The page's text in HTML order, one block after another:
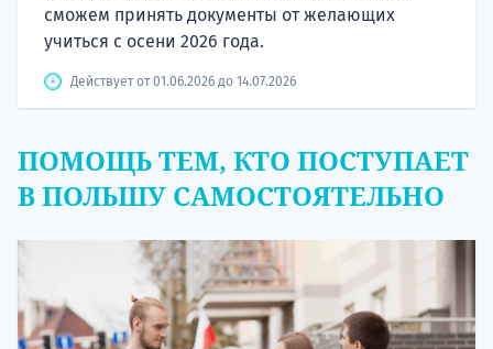
сможем принять документы от желающих
учиться с осени 2026 года.
Действует от 01.06.2026 до 14.07.2026
ПОМОЩЬ ТЕМ, КТО ПОСТУПАЕТ
В ПОЛЬШУ САМОСТОЯТЕЛЬНО